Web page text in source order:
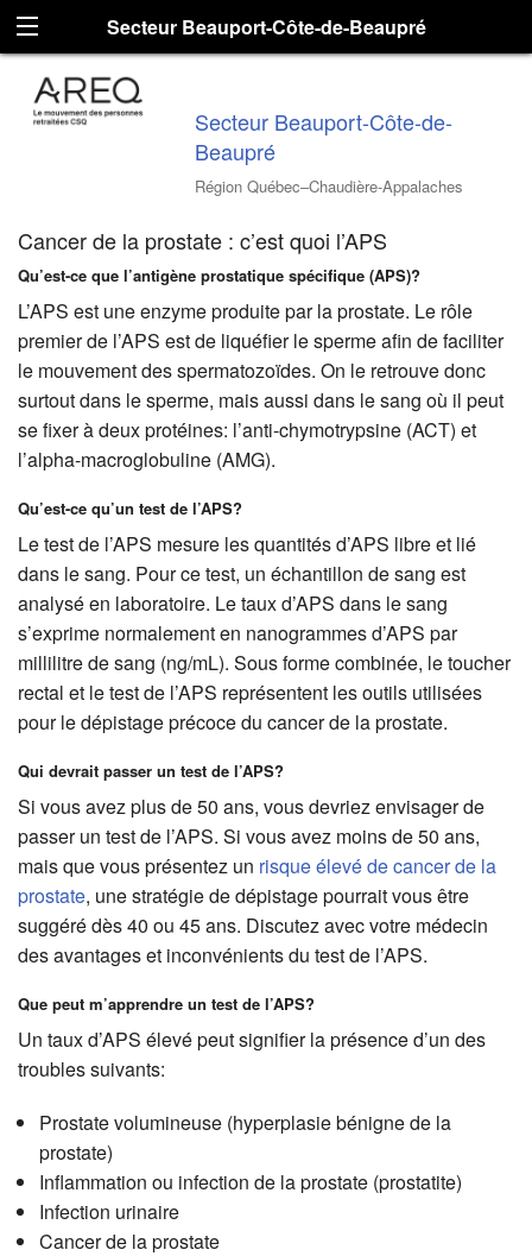
Secteur Beauport-Côte-de-Beaupré
Secteur Beauport-Côte-de-
Beaupré
Région Québec–Chaudière-Appalaches
Cancer de la prostate : c’est quoi l’APS
Qu’est-ce que l’antigène prostatique spécifique (APS)?
L’APS est une enzyme produite par la prostate. Le rôle
premier de l’APS est de liquéfier le sperme afin de faciliter
le mouvement des spermatozoïdes. On le retrouve donc
surtout dans le sperme, mais aussi dans le sang où il peut
se fixer à deux protéines: l’anti-chymotrypsine (ACT) et
l’alpha-macroglobuline (AMG).
Qu’est-ce qu’un test de l’APS?
Le test de l’APS mesure les quantités d’APS libre et lié
dans le sang. Pour ce test, un échantillon de sang est
analysé en laboratoire. Le taux d’APS dans le sang
s’exprime normalement en nanogrammes d’APS par
millilitre de sang (ng/mL). Sous forme combinée, le toucher
rectal et le test de l’APS représentent les outils utilisées
pour le dépistage précoce du cancer de la prostate.
Qui devrait passer un test de l’APS?
Si vous avez plus de 50 ans, vous devriez envisager de
passer un test de l’APS. Si vous avez moins de 50 ans,
mais que vous présentez un risque élevé de cancer de la
prostate, une stratégie de dépistage pourrait vous être
suggéré dès 40 ou 45 ans. Discutez avec votre médecin
des avantages et inconvénients du test de l’APS.
Que peut m’apprendre un test de l’APS?
Un taux d’APS élevé peut signifier la présence d’un des
troubles suivants:
Prostate volumineuse (hyperplasie bénigne de la
prostate)
Inflammation ou infection de la prostate (prostatite)
Infection urinaire
Cancer de la prostate